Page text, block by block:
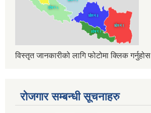
विस्तृत जानकारीको लागि फोटोमा क्लिक गर्नुहोस
रोजगार सम्बन्धी सूचनाहरु